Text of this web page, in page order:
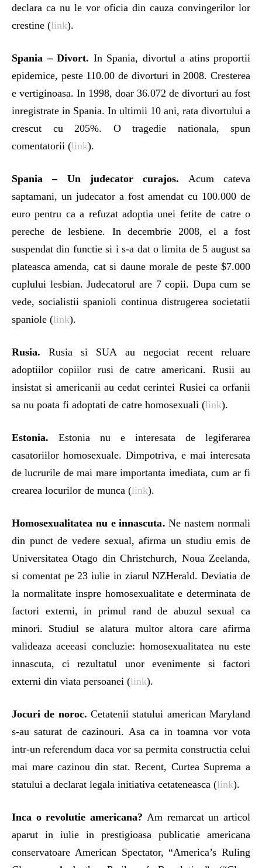
declara ca nu le vor oficia din cauza convingerilor lor
crestine (link).
Spania – Divort. In Spania, divortul a atins proportii
epidemice, peste 110.00 de divorturi in 2008. Cresterea
e vertiginoasa. In 1998, doar 36.072 de divorturi au fost
inregistrate in Spania. In ultimii 10 ani, rata divortului a
crescut cu 205%. O tragedie nationala, spun
comentatorii (link).
Spania – Un judecator curajos. Acum cateva
saptamani, un judecator a fost amendat cu 100.000 de
euro pentru ca a refuzat adoptia unei fetite de catre o
pereche de lesbiene. In decembrie 2008, el a fost
suspendat din functie si i s-a dat o limita de 5 august sa
plateasca amenda, cat si daune morale de peste $7.000
cuplului lesbian. Judecatorul are 7 copii. Dupa cum se
vede, socialistii spanioli continua distrugerea societatii
spaniole (link).
Rusia. Rusia si SUA au negociat recent reluare
adoptiilor copiilor rusi de catre americani. Rusii au
insistat si americanii au cedat cerintei Rusiei ca orfanii
sa nu poata fi adoptati de catre homosexuali (link).
Estonia. Estonia nu e interesata de legiferarea
casatoriilor homosexuale. Dimpotriva, e mai interesata
de lucrurile de mai mare importanta imediata, cum ar fi
crearea locurilor de munca (link).
Homosexualitatea nu e innascuta. Ne nastem normali
din punct de vedere sexual, afirma un studiu emis de
Universitatea Otago din Christchurch, Noua Zeelanda,
si comentat pe 23 iulie in ziarul NZHerald. Deviatia de
la normalitate inspre homosexualitate e determinata de
factori externi, in primul rand de abuzul sexual ca
minori. Studiul se alatura multor altora care afirma
valideaza aceeasi concluzie: homosexualitatea nu este
innascuta, ci rezultatul unor evenimente si factori
externi din viata persoanei (link).
Jocuri de noroc. Cetatenii statului american Maryland
s-au saturat de cazinouri. Asa ca in toamna vor vota
intr-un referendum daca vor sa permita constructia celui
mai mare cazinou din stat. Recent, Curtea Suprema a
statului a declarat legala initiativa cetateneasca (link).
Inca o revolutie americana? Am remarcat un articol
aparut in iulie in prestigioasa publicatie americana
conservatoare American Spectator, “America’s Ruling